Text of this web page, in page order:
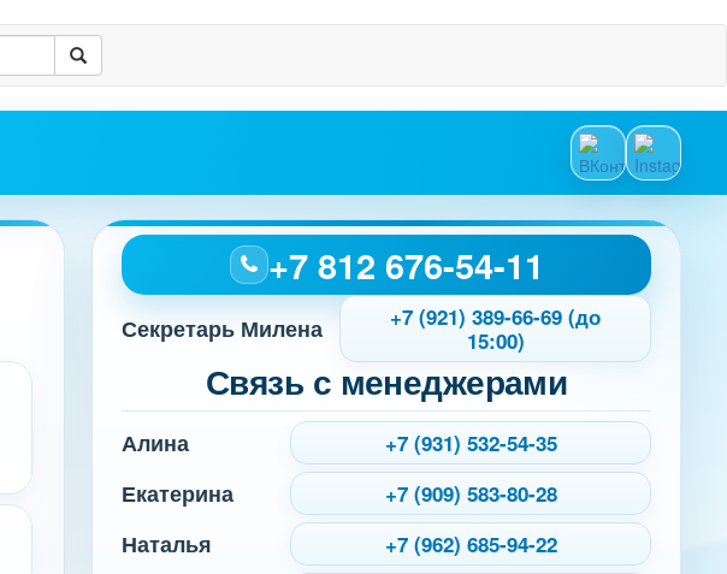
+7 812 676-54-11
Секретарь Милена
+7 (921) 389-66-69 (до
15:00)
Связь с менеджерами
Алина +7 (931) 532-54-35
Екатерина +7 (909) 583-80-28
Наталья +7 (962) 685-94-22